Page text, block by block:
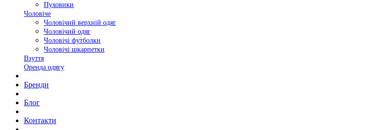
Пуховики
Чоловіче
Чоловічий верхній одяг
Чоловічий одяг
Чоловічі футболки
Чоловічі шкарпетки
Взуття
Оренда одягу
Бренди
Блог
Контакти